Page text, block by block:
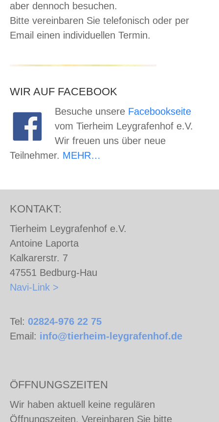
aber dennoch besuchen.
Bitte vereinbaren Sie telefonisch oder per
Email einen individuellen Termin.
WIR AUF FACEBOOK
Besuche unsere Facebookseite
vom Tierheim Leygrafenhof e.V.
Wir freuen uns über neue
Teilnehmer. MEHR…
KONTAKT:
Tierheim Leygrafenhof e.V.
Antoine Laporta
Kalkarerstr. 7
47551 Bedburg-Hau
Navi-Link >
Tel: 02824-976 22 75
Email: info@tierheim-leygrafenhof.de
ÖFFNUNGSZEITEN
Wir haben aktuell keine regulären
Öffnungszeiten. Vereinbaren Sie bitte